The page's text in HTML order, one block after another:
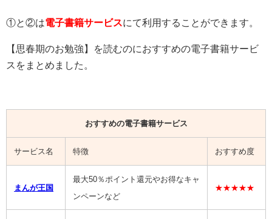
①と②は電子書籍サービスにて利用することができます。
【思春期のお勉強】を読むのにおすすめの電子書籍サービ
スをまとめました。
おすすめの電子書籍サービス
サービス名 特徴 おすすめ度
まんが王国
最大50％ポイント還元やお得なキャ
ンペーンなど
★★★★★